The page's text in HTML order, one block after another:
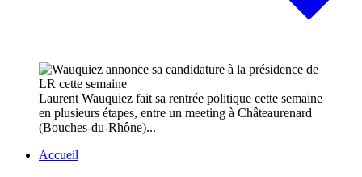
Laurent Wauquiez fait sa rentrée politique cette semaine
en plusieurs étapes, entre un meeting à Châteaurenard
(Bouches-du-Rhône)...
Accueil